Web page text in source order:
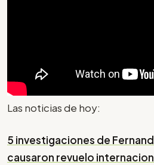
Las noticias de hoy:
5 investigaciones de
causaron revuelo